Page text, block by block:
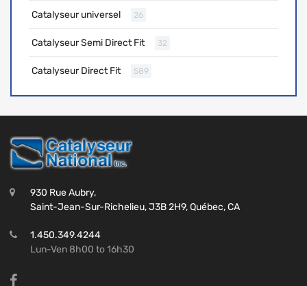
Catalyseur universel 26
Catalyseur Semi Direct Fit 32
Catalyseur Direct Fit 589
930 Rue Aubry,
Saint-Jean-Sur-Richelieu, J3B 2H9, Québec, CA
1.450.349.4244
Lun-Ven 8h00 to 16h30